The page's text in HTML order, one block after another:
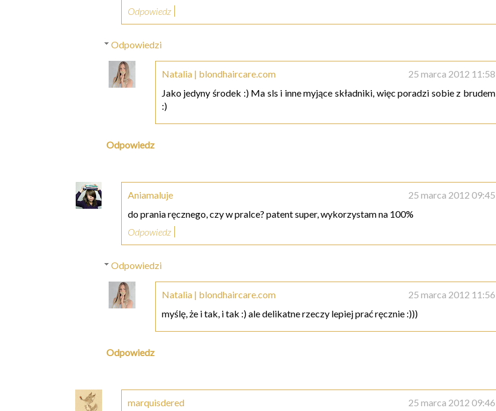
Odpowiedz
Odpowiedzi
Natalia | blondhaircare.com
25 marca 2012 11:58
Jako jedyny środek :) Ma sls i inne myjące składniki, więc poradzi sobie z brudem
:)
Odpowiedz
Aniamaluje
25 marca 2012 09:45
do prania ręcznego, czy w pralce? patent super, wykorzystam na 100%
Odpowiedz
Odpowiedzi
Natalia | blondhaircare.com
25 marca 2012 11:56
myślę, że i tak, i tak :) ale delikatne rzeczy lepiej prać ręcznie :)))
Odpowiedz
marquisdered
25 marca 2012 09:46